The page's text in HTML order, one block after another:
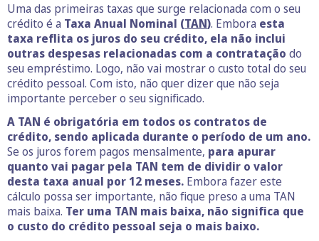
Uma das primeiras taxas que surge relacionada com o seu
crédito é a Taxa Anual Nominal (TAN). Embora esta
taxa reflita os juros do seu crédito, ela não inclui
outras despesas relacionadas com a contratação do
seu empréstimo. Logo, não vai mostrar o custo total do seu
crédito pessoal. Com isto, não quer dizer que não seja
importante perceber o seu significado.
A TAN é obrigatória em todos os contratos de
crédito, sendo aplicada durante o período de um ano.
Se os juros forem pagos mensalmente, para apurar
quanto vai pagar pela TAN tem de dividir o valor
desta taxa anual por 12 meses. Embora fazer este
cálculo possa ser importante, não fique preso a uma TAN
mais baixa. Ter uma TAN mais baixa, não significa que
o custo do crédito pessoal seja o mais baixo.